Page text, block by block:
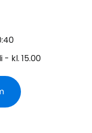
kl. 15.00